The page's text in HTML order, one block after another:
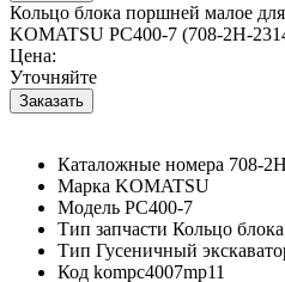
Кольцо блока поршней малое
KOMATSU PC400-7 (708-2H-
Цена:
Уточняйте
Каталожные номера 708-
Марка KOMATSU
Модель PC400-7
Тип запчасти Кольцо
Тип Гусеничный
Код kompc4007mp11